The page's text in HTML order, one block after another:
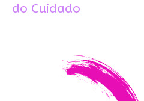
do Cuidado